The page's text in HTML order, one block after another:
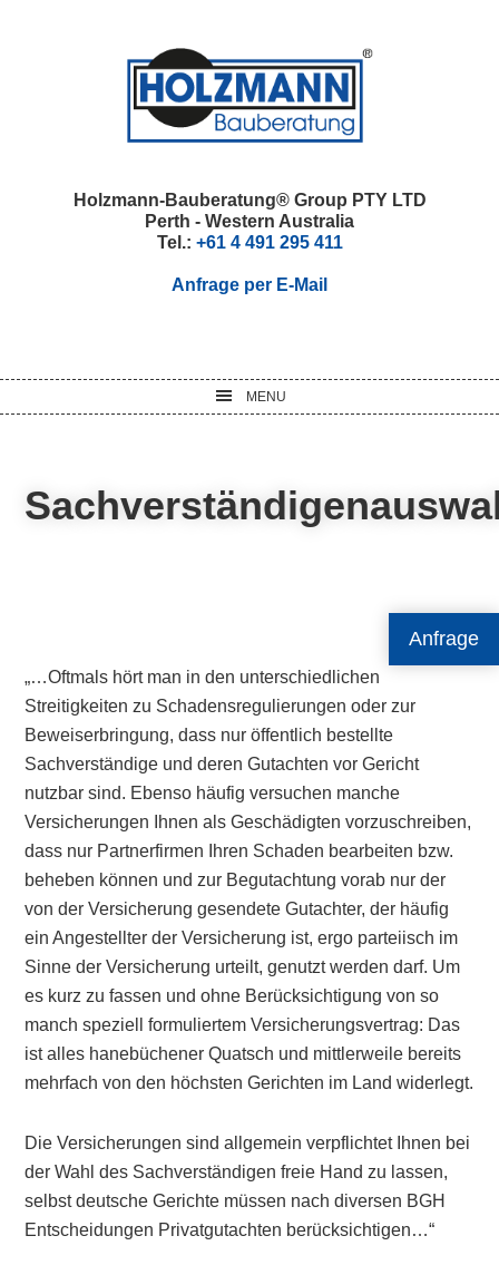
Anfrage
Holzmann-Bauberatung® Group PTY LTD
Perth - Western Australia
Tel.: +61 4 491 295 411
Anfrage per E-Mail
MENU
„…Oftmals hört man in den unterschiedlichen
Streitigkeiten zu Schadensregulierungen oder zur
Beweiserbringung, dass nur öffentlich bestellte
Sachverständige und deren Gutachten vor Gericht
nutzbar sind. Ebenso häufig versuchen manche
Versicherungen Ihnen als Geschädigten vorzuschreiben,
dass nur Partnerfirmen Ihren Schaden bearbeiten bzw.
beheben können und zur Begutachtung vorab nur der
von der Versicherung gesendete Gutachter, der häufig
ein Angestellter der Versicherung ist, ergo parteiisch im
Sinne der Versicherung urteilt, genutzt werden darf. Um
es kurz zu fassen und ohne Berücksichtigung von so
manch speziell formuliertem Versicherungsvertrag: Das
ist alles hanebüchener Quatsch und mittlerweile bereits
mehrfach von den höchsten Gerichten im Land widerlegt.
Die Versicherungen sind allgemein verpflichtet Ihnen bei
der Wahl des Sachverständigen freie Hand zu lassen,
selbst deutsche Gerichte müssen nach diversen BGH
Entscheidungen Privatgutachten berücksichtigen…“